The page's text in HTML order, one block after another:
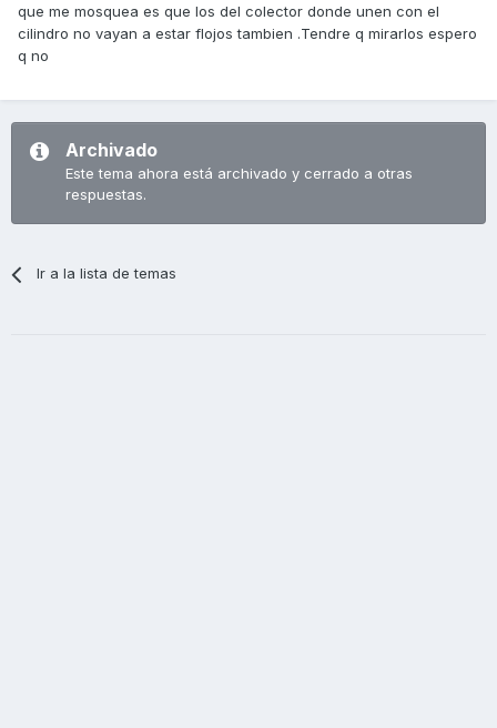
que me mosquea es que los del colector donde unen con el
cilindro no vayan a estar flojos tambien .Tendre q mirarlos espero
q no
Archivado
Este tema ahora está archivado y cerrado a otras
respuestas.
Ir a la lista de temas